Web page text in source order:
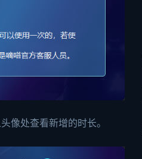
像处查看新增的时长。